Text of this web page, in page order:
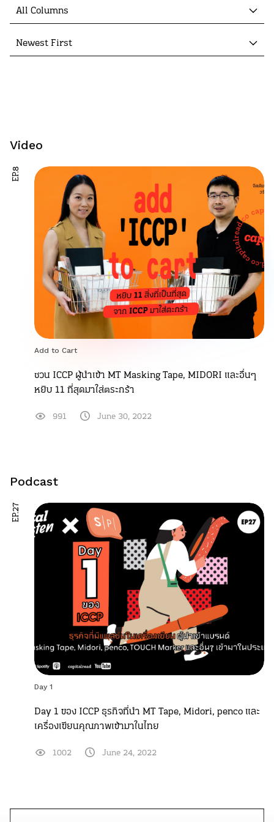
All Columns
Newest First
Video
Add to Cart
ชวน ICCP ผู้นำเข้า MT Masking Tape, MIDORI และอื่นๆ
หยิบ 11 ที่สุดมาใส่ตระกร้า
EP.8
991 June 30, 2022
Podcast
Day 1
Day 1 ของ ICCP ธุรกิจที่นำ MT Tape, Midori, penco และ
เครื่องเขียนคุณภาพเข้ามาในไทย
EP.27
1002 June 24, 2022